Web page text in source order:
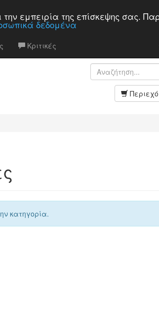
την εμπειρία της επίσκεψης σας.
δεδομένα
Κριτικές
κατηγορία.